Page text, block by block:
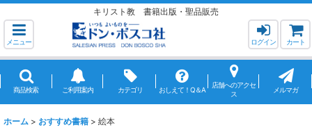
キリスト教 書籍出版・聖品販売
メニュー ログイン カート
商品検索 ご利用案内 カテゴリ おしえて！Q＆A
店舗へのアクセ
ス
メルマガ
ホーム > おすすめ書籍 > 絵本